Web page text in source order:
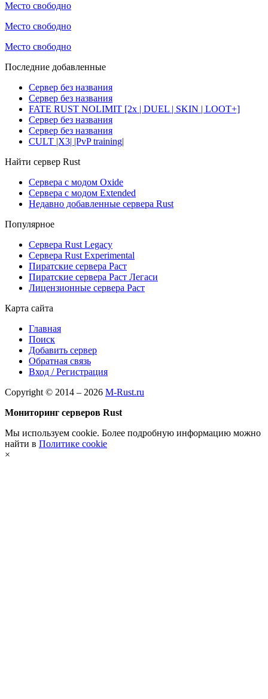
Место свободно
Место свободно
Место свободно
Последние добавленные
Сервер без названия
Сервер без названия
FATE RUST NOLIMIT [2x | DUEL | SKIN | LOOT+]
Сервер без названия
Сервер без названия
CULT |X3| |PvP training|
Найти сервер Rust
Сервера с модом Oxide
Сервера с модом Extended
Недавно добавленные сервера Rust
Популярное
Сервера Rust Legacy
Сервера Rust Experimental
Пиратские сервера Раст
Пиратские сервера Раст Легаси
Лицензионные сервера Раст
Карта сайта
Главная
Поиск
Добавить сервер
Обратная связь
Вход / Регистрация
Copyright © 2014 – 2026 M-Rust.ru
Мониторинг серверов Rust
Мы используем cookie. Более подробную информацию можно
найти в Политике cookie
×